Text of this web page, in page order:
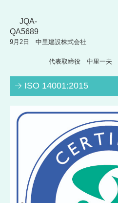
JQA-
QA5689
9月2日 中里建設株式会社
代表取締役 中里一夫
ISO 14001:2015